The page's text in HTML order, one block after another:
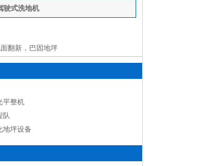
驶式洗地机
翻新，巴固地坪
平整机
队
地坪设备